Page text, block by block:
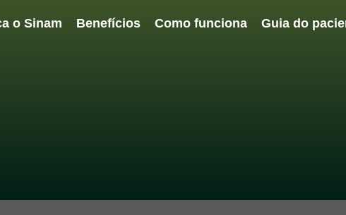
o Sinam Benefícios Como funciona Guia do